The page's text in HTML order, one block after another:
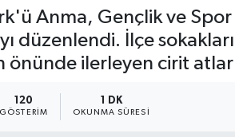
Anma, Gençlik ve Spor
düzenlendi. İlçe
ilerleyen cirit
120
GÖSTERIM
1 DK
OKUNMA SÜRESI